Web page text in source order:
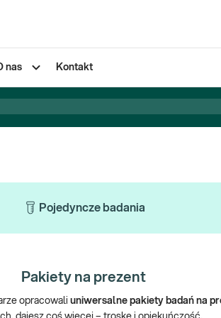
nas Kontakt
Pojedyncze badania
Pakiety na prezent
opracowali uniwersalne pakiety badań na